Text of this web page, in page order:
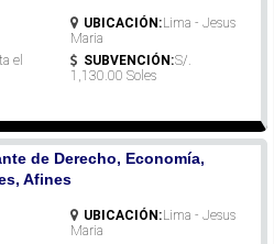
UBICACIÓN:Lima - Jesus
Maria
el
SUBVENCIÓN:S/.
1,130.00 Soles
de Derecho, Economía,
Afines
UBICACIÓN:Lima - Jesus
Maria